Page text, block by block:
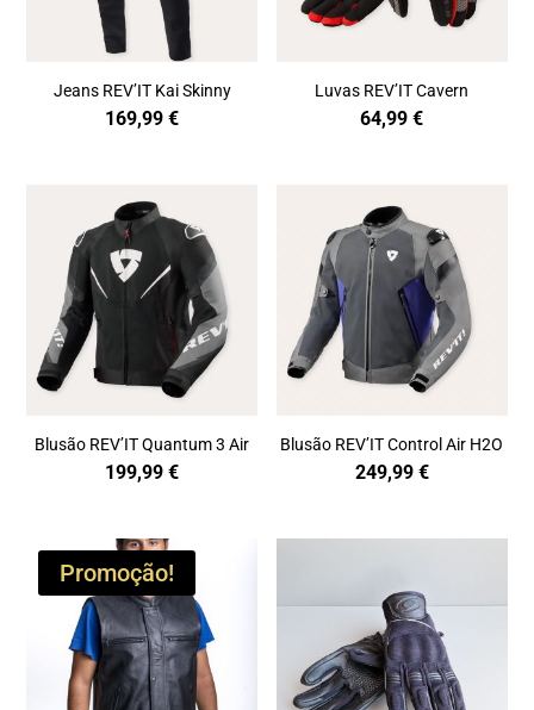
Jeans REV’IT Kai Skinny
169,99€
Luvas REV’IT Cavern
64,99€
Blusão REV’IT Quantum 3 Air
199,99€
Blusão REV’IT Control Air H2O
249,99 €
Promoção!